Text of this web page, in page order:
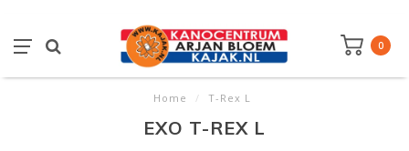
0
Home / T-Rex L
EXO T-REX L